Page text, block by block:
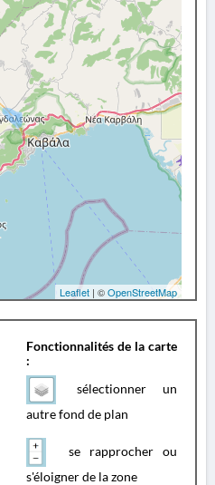
Leaflet | ©OpenStreetMap
Fonctionnalités de la carte
:
sélectionner un
autre fond de plan
se rapprocher ou
s'éloigner de la zone